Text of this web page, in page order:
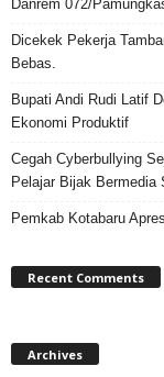
Danrem 072/
Dicekek Pekerja
Bebas.
Bupati Andi Rudi Latif
Ekonomi Produktif
Cegah Cyberbullying
Pelajar Bijak Bermedia
Pemkab Kotabaru
Recent Comments
Archives